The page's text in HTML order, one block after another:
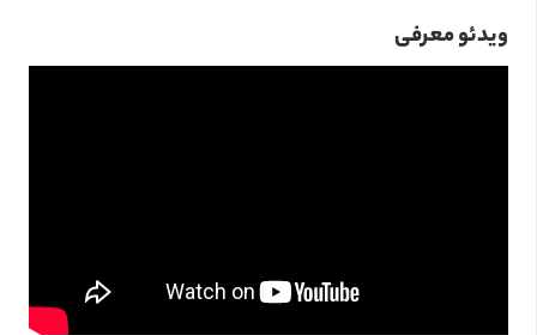
ویدئو معرفی